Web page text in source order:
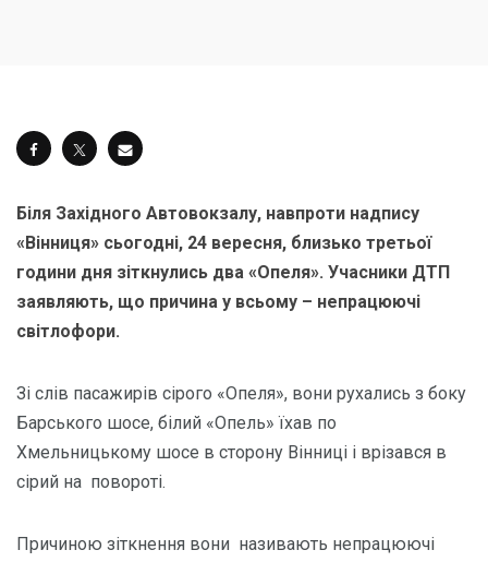
Біля Західного Автовокзалу, навпроти надпису
«Вінниця» сьогодні, 24 вересня, близько третьої
години дня зіткнулись два «Опеля». Учасники ДТП
заявляють, що причина у всьому – непрацюючі
світлофори.
Зі слів пасажирів сірого «Опеля», вони рухались з боку
Барського шосе, білий «Опель» їхав по
Хмельницькому шосе в сторону Вінниці і врізався в
сірий на повороті.
Причиною зіткнення вони називають непрацюючі